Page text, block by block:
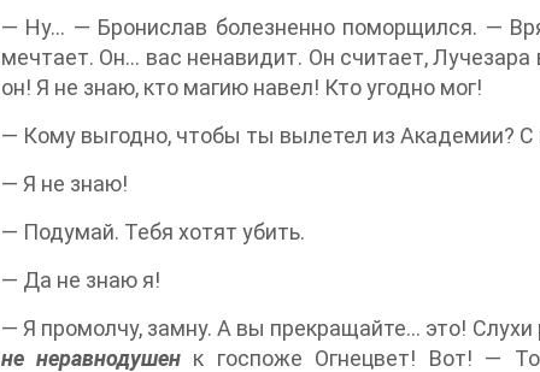
— Ну… — Бронислав болезненно поморщился. —
мечтает. Он… вас ненавидит. Он считает,
он! Я не знаю, кто магию навел! Кто угодно мог!
— Кому выгодно, чтобы ты вылетел из Академии?
— Я не знаю!
— Подумай. Тебя хотят убить.
— Да не знаю я!
— Я промолчу, замну. А вы прекращайте… это!
не неравнодушен к госпоже Огнецвет! Вот! —